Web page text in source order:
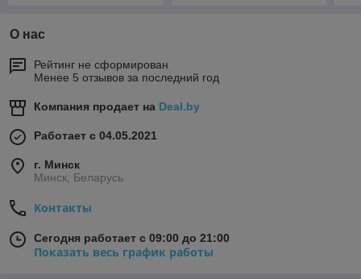
О нас
Рейтинг не сформирован
Менее 5 отзывов за последний год
Компания продает на Deal.by
Работает с 04.05.2021
г. Минск
Минск, Беларусь
Контакты
Сегодня работает с 09:00 до 21:00
Показать весь график работы